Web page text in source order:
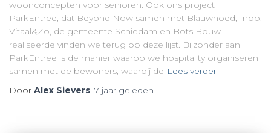
woonconcepten voor senioren. Ook ons project
ParkEntree, dat Beyond Now samen met Blauwhoed, Inbo,
Vitaal&Zo, de gemeente Schiedam en Bots Bouw
realiseerde vinden we terug op deze lijst. Bijzonder aan
ParkEntree is de manier waarop we hospitality organiseren
samen met de bewoners, waarbij de Lees verder
Door Alex Sievers, 7 jaar geleden